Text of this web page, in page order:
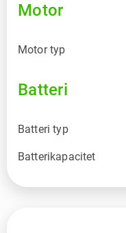
Motor
Motor typ
Batteri
Batteri typ
Batterikapacitet